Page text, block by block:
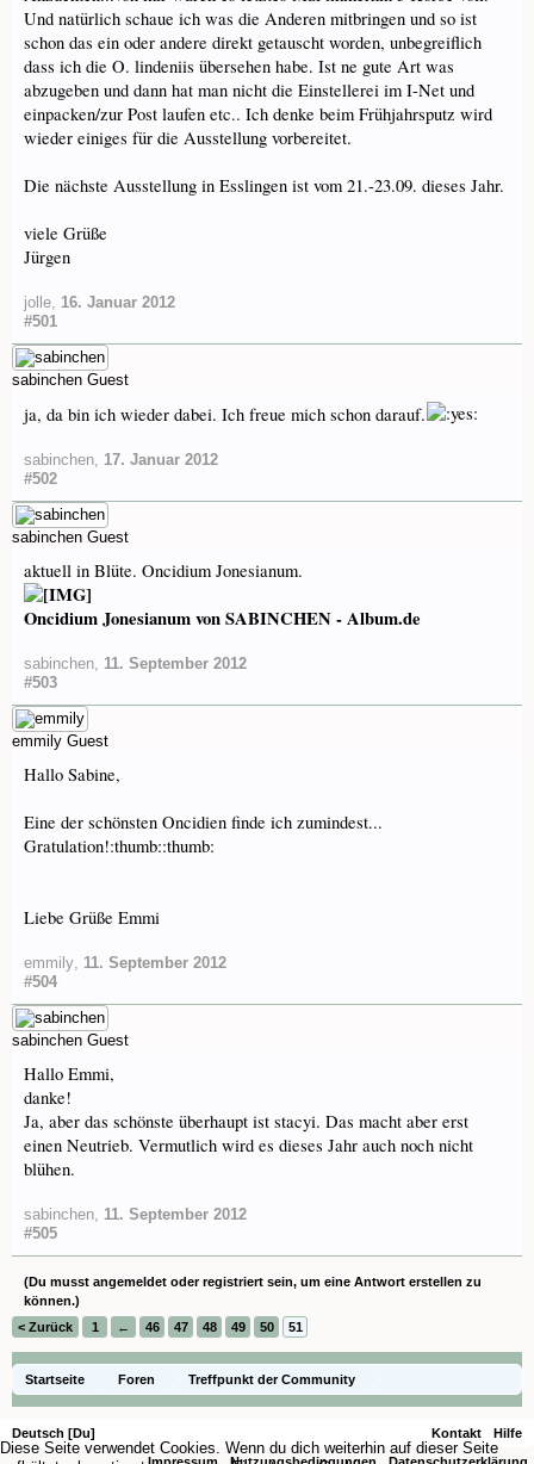
Und natürlich schaue ich was die Anderen mitbringen und so ist
schon das ein oder andere direkt getauscht worden, unbegreiflich
dass ich die O. lindeniis übersehen habe. Ist ne gute Art was
abzugeben und dann hat man nicht die Einstellerei im I-Net und
einpacken/zur Post laufen etc.. Ich denke beim Frühjahrsputz wird
wieder einiges für die Ausstellung vorbereitet.
Die nächste Ausstellung in Esslingen ist vom 21.-23.09. dieses Jahr.
viele Grüße
Jürgen
jolle, 16. Januar 2012
#501
sabinchen Guest
ja, da bin ich wieder dabei. Ich freue mich schon darauf.
sabinchen, 17. Januar 2012
#502
sabinchen Guest
aktuell in Blüte. Oncidium Jonesianum.
Oncidium Jonesianum von SABINCHEN - Album.de
sabinchen, 11. September 2012
#503
emmily Guest
Hallo Sabine,
Eine der schönsten Oncidien finde ich zumindest...
Gratulation!:thumb::thumb:
Liebe Grüße Emmi
emmily, 11. September 2012
#504
sabinchen Guest
Hallo Emmi,
danke!
Ja, aber das schönste überhaupt ist stacyi. Das macht aber erst
einen Neutrieb. Vermutlich wird es dieses Jahr auch noch nicht
blühen.
sabinchen, 11. September 2012
#505
(Du musst angemeldet oder registriert sein, um eine Antwort erstellen zu
können.)
< Zurück
1 ← 46 47 48 49 50 51
Startseite Foren
Treffpunkt der Community
Orchideenfotos (Hybriden)
Deutsch [Du] Kontakt
Hilfe
Diese Seite verwendet Cookies. Wenn du dich weiterhin auf dieser Seite